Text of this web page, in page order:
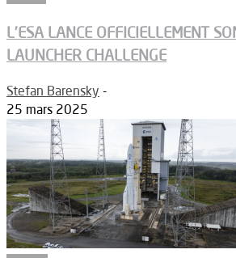
L’ESA LANCE OFFICIELLEMENT
LAUNCHER CHALLENGE
Stefan Barensky -
25 mars 2025